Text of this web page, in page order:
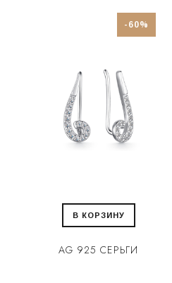
-60%
В КОРЗИНУ
AG 925 СЕРЬГИ